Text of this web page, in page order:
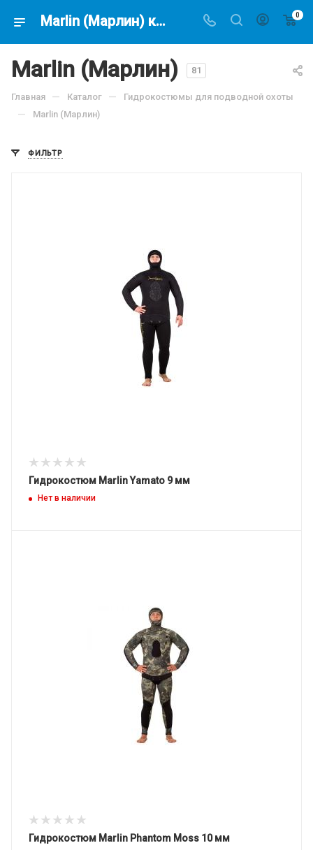
Marlin (Марлин) купить в магазине подводной охоты - Водолаз.РФ - 0
Marlin (Марлин) 81
Главная — Каталог — Гидрокостюмы для подводной охоты
— Marlin (Марлин)
ФИЛЬТР
Гидрокостюм Marlin Yamato 9 мм
Нет в наличии
Гидрокостюм Marlin Phantom Moss 10 мм